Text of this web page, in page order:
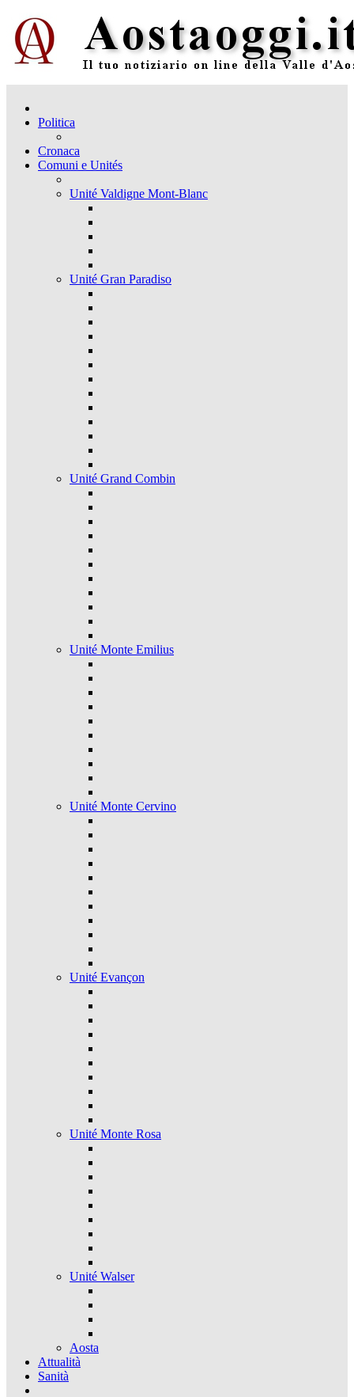
Politica
Cronaca
Comuni e Unités
Unité Valdigne Mont-Blanc
Unité Gran Paradiso
Unité Grand Combin
Unité Monte Emilius
Unité Monte Cervino
Unité Evançon
Unité Monte Rosa
Unité Walser
Aosta
Attualità
Sanità